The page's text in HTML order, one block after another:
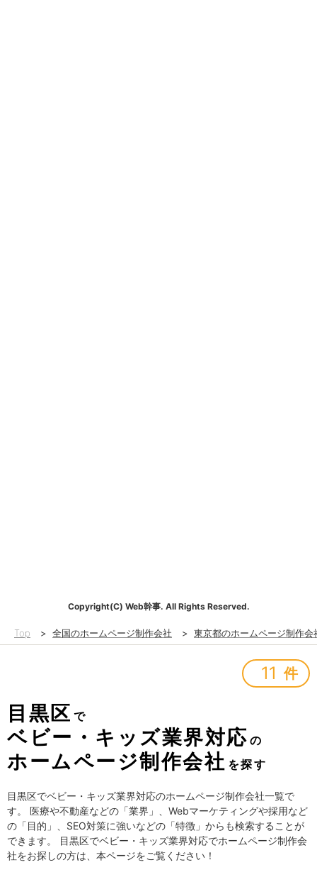
Copyright(C) Web幹事. All Rights Reserved.
Top > 全国のホームページ制作会社 > 東京都のホームページ制作会
11 件
目黒区 で
ベビー・キッズ業界対応 の
ホームページ制作会社 を探す
目黒区でベビー・キッズ業界対応のホームページ制作会社一覧で
す。 医療や不動産などの「業界」、Webマーケティングや採用など
の「目的」、SEO対策に強いなどの「特徴」からも検索することが
できます。 目黒区でベビー・キッズ業界対応でホームページ制作会
社をお探しの方は、本ページをご覧ください！